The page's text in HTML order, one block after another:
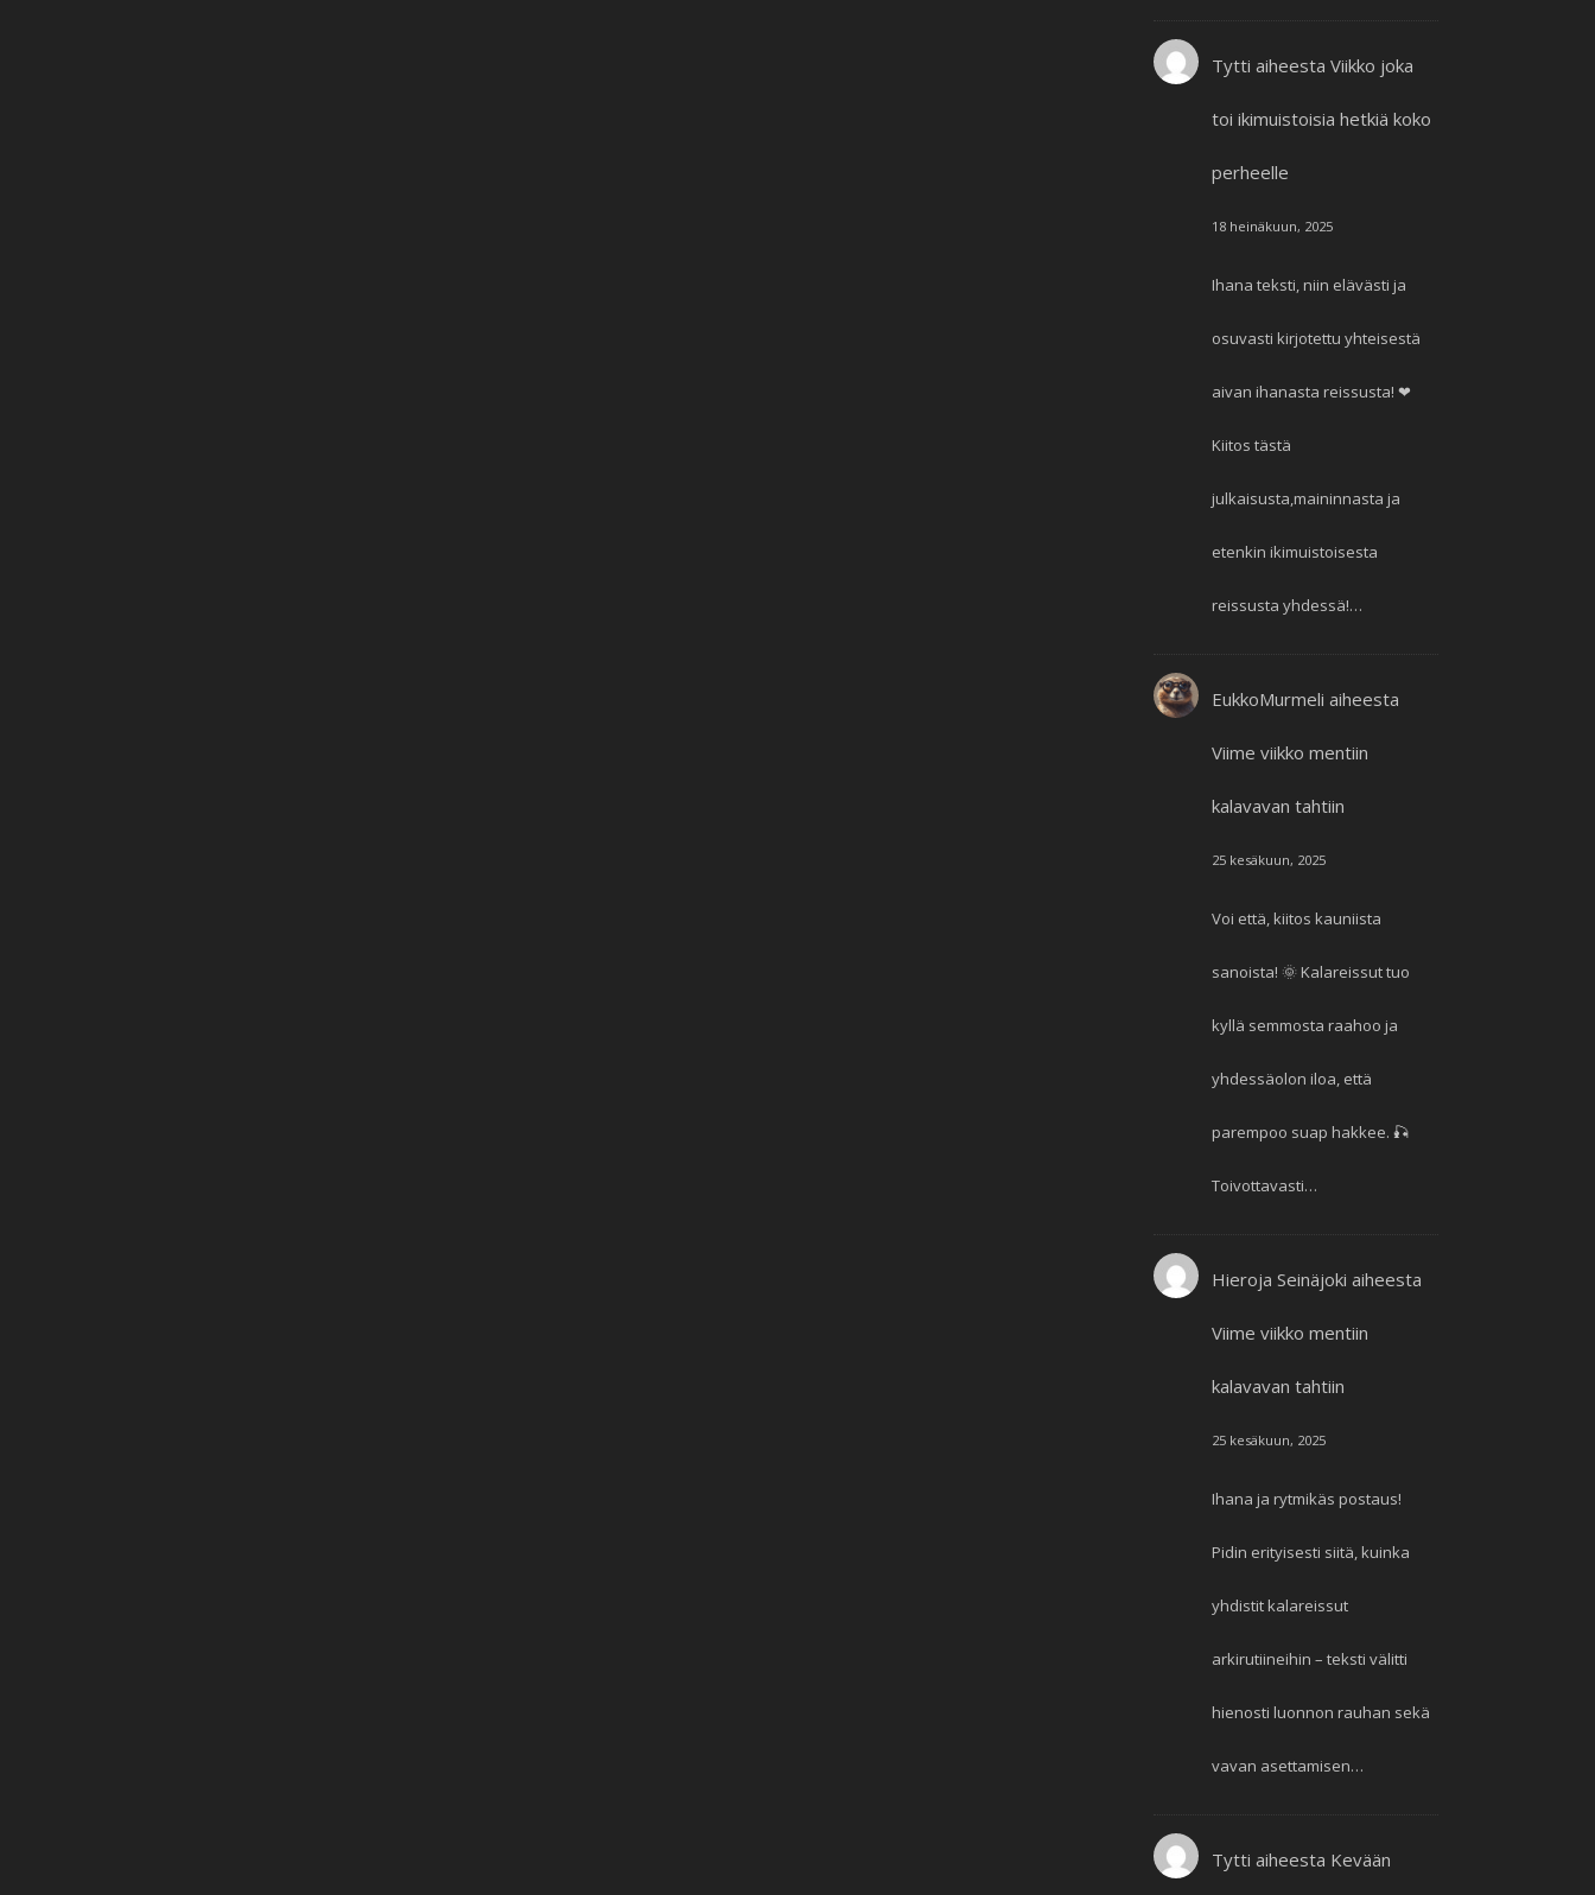
Tytti aiheesta Viikko joka
toi ikimuistoisia hetkiä koko
perheelle
18 heinäkuun, 2025
Ihana teksti, niin elävästi ja
osuvasti kirjotettu yhteisestä
aivan ihanasta reissusta! ❤
Kiitos tästä
julkaisusta,maininnasta ja
etenkin ikimuistoisesta
reissusta yhdessä!…
EukkoMurmeli aiheesta
Viime viikko mentiin
kalavavan tahtiin
25 kesäkuun, 2025
Voi että, kiitos kauniista
sanoista! 🌞 Kalareissut tuo
kyllä semmosta raahoo ja
yhdessäolon iloa, että
parempoo suap hakkee. 🎣
Toivottavasti…
Hieroja Seinäjoki aiheesta
Viime viikko mentiin
kalavavan tahtiin
25 kesäkuun, 2025
Ihana ja rytmikäs postaus!
Pidin erityisesti siitä, kuinka
yhdistit kalareissut
arkirutiineihin – teksti välitti
hienosti luonnon rauhan sekä
vavan asettamisen…
Tytti aiheesta Kevään